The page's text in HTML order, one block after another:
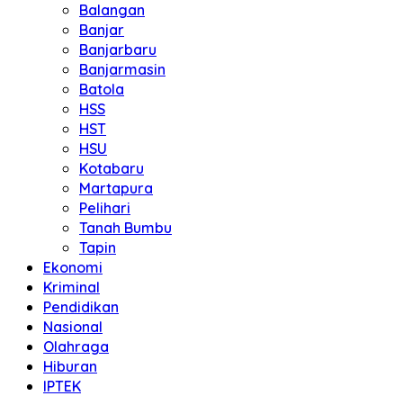
Balangan
Banjar
Banjarbaru
Banjarmasin
Batola
HSS
HST
HSU
Kotabaru
Martapura
Pelihari
Tanah Bumbu
Tapin
Ekonomi
Kriminal
Pendidikan
Nasional
Olahraga
Hiburan
IPTEK